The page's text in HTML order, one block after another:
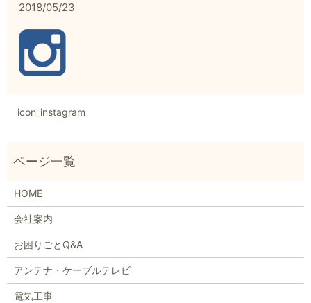
2018/05/23
icon_instagram
HOME
会社案内
お困りごとQ&A
アンテナ・ケーブルテレビ
電気工事